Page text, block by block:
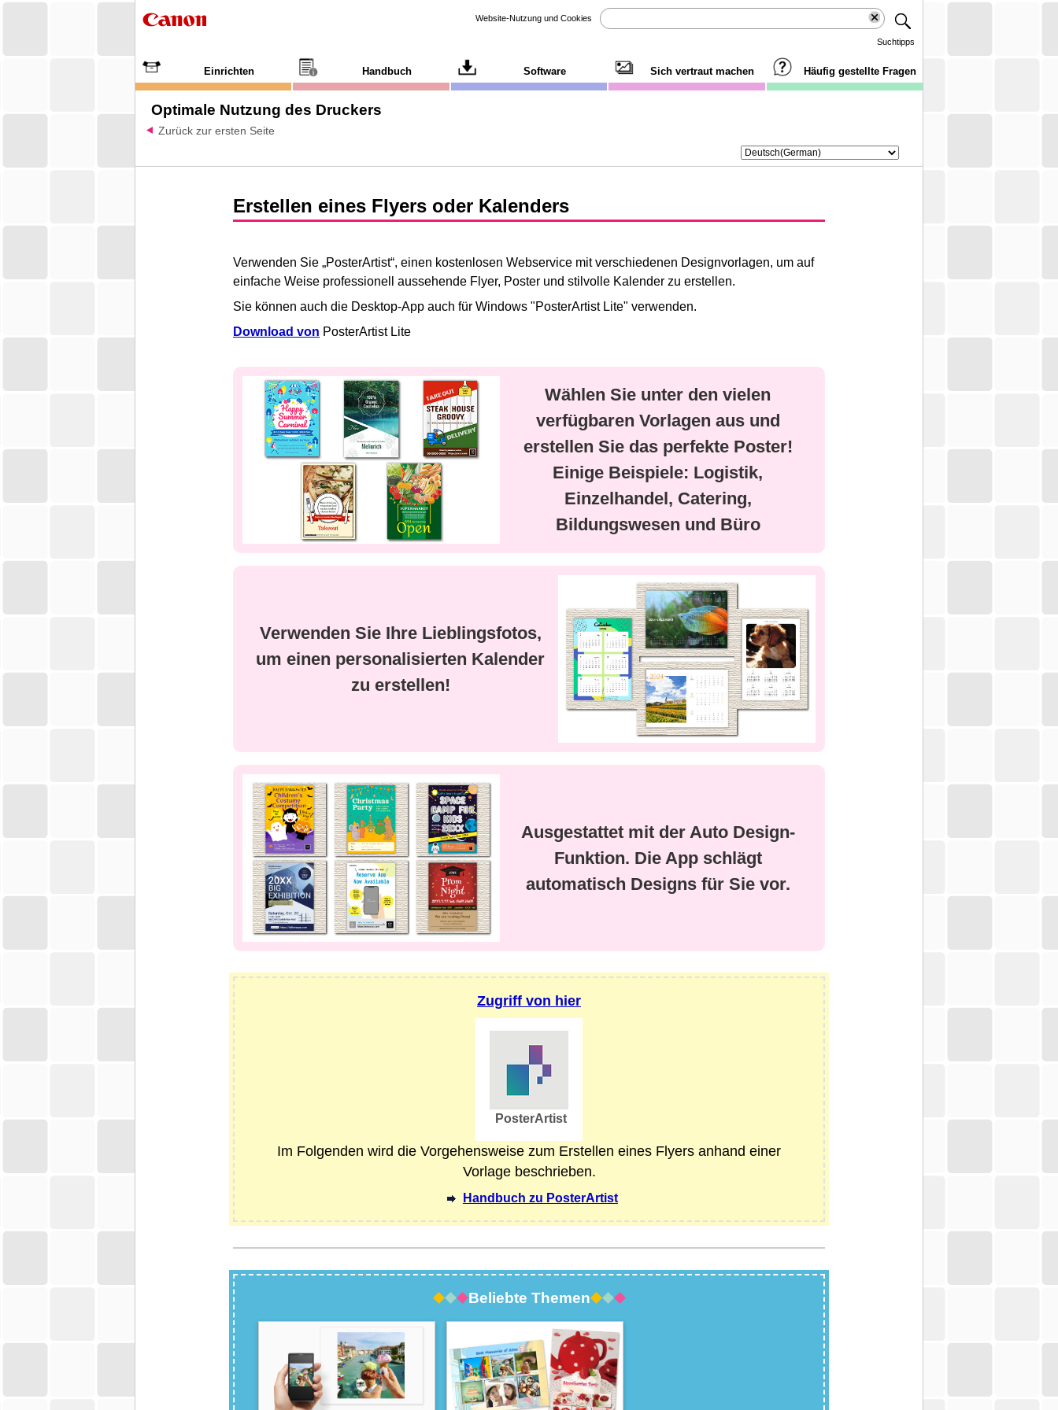
Website-Nutzung und Cookies
Suchtipps
Einrichten Handbuch Software Sich vertraut machen Häufig gestellte Fragen
Optimale Nutzung des Druckers
Zurück zur ersten Seite
Erstellen eines Flyers oder Kalenders
Verwenden Sie „PosterArtist“, einen kostenlosen Webservice mit verschiedenen Designvorlagen, um auf
einfache Weise professionell aussehende Flyer, Poster und stilvolle Kalender zu erstellen.
Sie können auch die Desktop-App auch für Windows "PosterArtist Lite" verwenden.
Download von PosterArtist Lite
Wählen Sie unter den vielen
verfügbaren Vorlagen aus und
erstellen Sie das perfekte Poster!
Einige Beispiele: Logistik,
Einzelhandel, Catering,
Bildungswesen und Büro
Verwenden Sie Ihre Lieblingsfotos,
um einen personalisierten Kalender
zu erstellen!
Ausgestattet mit der Auto Design-
Funktion. Die App schlägt
automatisch Designs für Sie vor.
Zugriff von hier
PosterArtist
Im Folgenden wird die Vorgehensweise zum Erstellen eines Flyers anhand einer
Vorlage beschrieben.
Handbuch zu PosterArtist
Beliebte Themen